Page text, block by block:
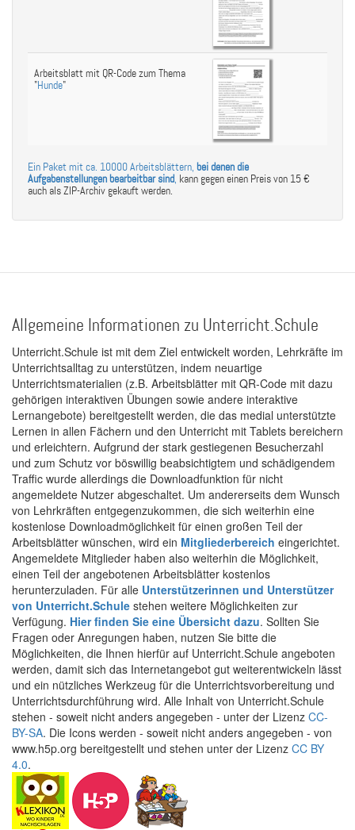
Arbeitsblatt mit QR-Code zum Thema
"Hunde"
Ein Paket mit ca. 10000 Arbeitsblättern, bei denen die
Aufgabenstellungen bearbeitbar sind, kann gegen einen Preis von 15 €
auch als ZIP-Archiv gekauft werden.
Allgemeine Informationen zu Unterricht.Schule
Unterricht.Schule ist mit dem Ziel entwickelt worden, Lehrkräfte im
Unterrichtsalltag zu unterstützen, indem neuartige
Unterrichtsmaterialien (z.B. Arbeitsblätter mit QR-Code mit dazu
gehörigen interaktiven Übungen sowie andere interaktive
Lernangebote) bereitgestellt werden, die das medial unterstützte
Lernen in allen Fächern und den Unterricht mit Tablets bereichern
und erleichtern. Aufgrund der stark gestiegenen Besucherzahl
und zum Schutz vor böswillig beabsichtigtem und schädigendem
Traffic wurde allerdings die Downloadfunktion für nicht
angemeldete Nutzer abgeschaltet. Um andererseits dem Wunsch
von Lehrkräften entgegenzukommen, die sich weiterhin eine
kostenlose Downloadmöglichkeit für einen großen Teil der
Arbeitsblätter wünschen, wird ein Mitgliederbereich eingerichtet.
Angemeldete Mitglieder haben also weiterhin die Möglichkeit,
einen Teil der angebotenen Arbeitsblätter kostenlos
herunterzuladen. Für alle Unterstützerinnen und Unterstützer
von Unterricht.Schule stehen weitere Möglichkeiten zur
Verfügung. Hier finden Sie eine Übersicht dazu. Sollten Sie
Fragen oder Anregungen haben, nutzen Sie bitte die
Möglichkeiten, die Ihnen hierfür auf Unterricht.Schule angeboten
werden, damit sich das Internetangebot gut weiterentwickeln lässt
und ein nützliches Werkzeug für die Unterrichtsvorbereitung und
Unterrichtsdurchführung wird. Alle Inhalt von Unterricht.Schule
stehen - soweit nicht anders angegeben - unter der Lizenz CC-
BY-SA. Die Icons werden - soweit nicht anders angegeben - von
www.h5p.org bereitgestellt und stehen unter der Lizenz CC BY
4.0.